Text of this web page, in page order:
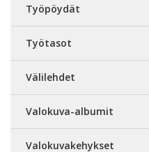
Työpöydät
Työtasot
Välilehdet
Valokuva-albumit
Valokuvakehykset